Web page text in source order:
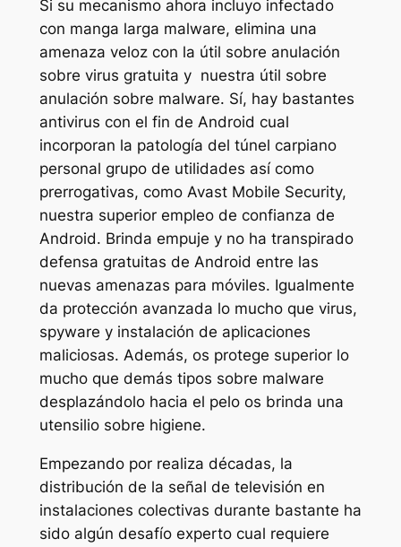
Si su mecanismo ahora incluyo infectado
con manga larga malware, elimina una
amenaza veloz con la útil sobre anulación
sobre virus gratuita y nuestra útil sobre
anulación sobre malware. Sí, hay bastantes
antivirus con el fin de Android cual
incorporan la patologí­a del túnel carpiano
personal grupo de utilidades así­ como
prerrogativas, como Avast Mobile Security,
nuestra superior empleo de confianza de
Android. Brinda empuje y no ha transpirado
defensa gratuitas de Android entre las
nuevas amenazas para móviles. Igualmente
da protección avanzada lo mucho que virus,
spyware y instalación de aplicaciones
maliciosas. Además, os protege superior lo
mucho que demás tipos sobre malware
desplazándolo hacia el pelo os brinda una
utensilio sobre higiene.
Empezando por realiza décadas, la
distribución de la señal de televisión en
instalaciones colectivas durante bastante ha
sido algún desafío experto cual requiere